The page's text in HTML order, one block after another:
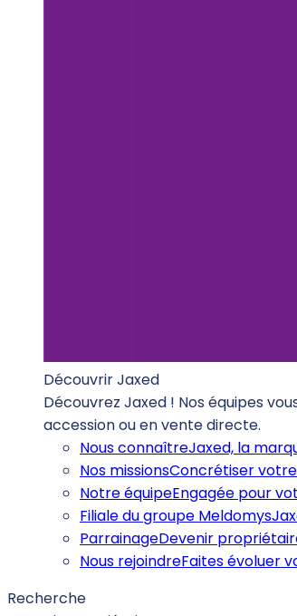
Découvrir Jaxed
Découvrez Jaxed ! Nos équipes
accession ou en vente directe.
Nous connaîtreJaxed, la
Nos missionsConcrétiser
Notre équipeEngagée pour
Filiale du groupe Meldomys
ParrainageDevenir
Nous rejoindreFaites évoluer
Recherche